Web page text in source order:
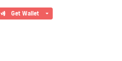
Get Wallet